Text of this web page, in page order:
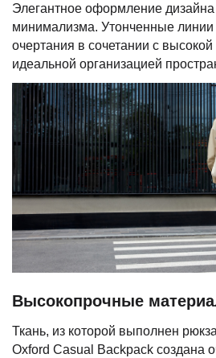
Элегантное оформление дизайна
минимализма. Утонченные линии
очертания в сочетании с
идеальной организацией
Высокопрочные
Ткань, из которой выполнен
Oxford Casual Backpack создана